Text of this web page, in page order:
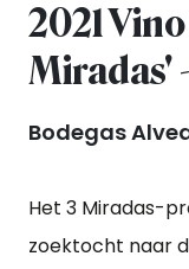
2021
Miradas'
Bodegas
Het 3 Miradas-
zoektocht naar